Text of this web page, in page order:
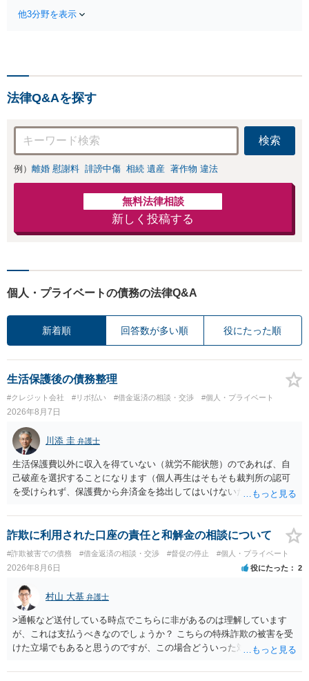
様の話を丁寧にう
を正確に読み取り
ます。【東京都在
住以外の方も対
応】
他3分野を表示
法律Q&Aを探す
検索
例） 離婚 慰謝料 誹謗中傷 相続 遺産 著作物 違法
無料法律相談
新しく投稿する
個人・プライベートの債務の法律Q&A
新着順 回答数が多い順 役にたった順
生活保護後の債務整理
#クレジット会社 #リボ払い #借金返済の相談・交渉 #個人・プライベート
2026年8月7日
川添 圭 弁護士
生活保護費以外に収入を得ていない（就労不能状態）のであれば、自
己破産を選択することになります（個人再生はそもそも裁判所の認可
を受けられず、保護費から弁済金を捻出してはいけないため任意整理
士費用は法テラスが負担し、裁判所の予納金等も法テラスが援助して
くれるため、弁護士へ自己破産を任せれば解決します。
詐欺に利用された口座の責任と和解金の相談について
#詐欺被害での債務 #借金返済の相談・交渉 #督促の停止 #個人・プライベート
2026年8月6日 役にたった 2
村山 大基 弁護士
>通帳など送付している時点でこちらに非があるのは理解しています
が、これは支払うべきなのでしょうか？ こちらの特殊詐欺の被害を受
けた立場でもあると思うのですが、この場合どういった対処が必要で
がいいとは思います。 そもそも、特殊詐欺関係なく旦那さんの行為